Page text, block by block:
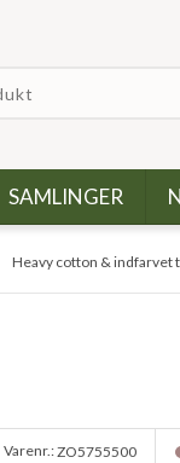
SAMLINGER
Heavy cotton & indfarvet
Varenr.:ZO5755500